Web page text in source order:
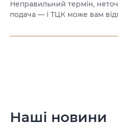
Неправильний термін,
подача — і ТЦК може вам
Наші новини